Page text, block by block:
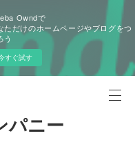
Owndで
ただけのホームページやブログをつ
う
すぐ試す
パニー